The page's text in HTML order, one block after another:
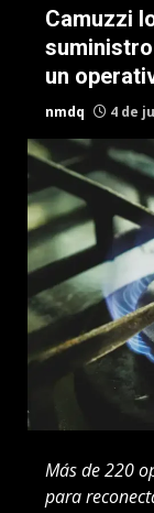
Camuzzi
un
nmdq 4 de
Más de 220
para